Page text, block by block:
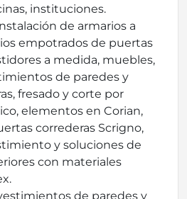
instituciones.
de armarios a
empotrados de puertas
a medida, muebles,
de paredes y
fresado y corte por
elementos en Corian,
correderas Scrigno,
y soluciones de
con materiales
de paredes y